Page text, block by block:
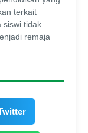
terkait
siswi tidak
remaja